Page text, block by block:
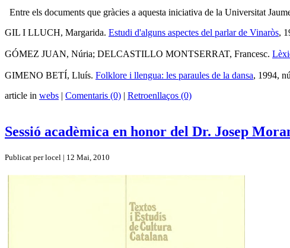
Entre els documents que gràcies a aquesta iniciativa de la Universitat
GIL I LLUCH, Margarida. Estudi d'alguns aspectes del parlar de Vinaròs,
GÓMEZ JUAN, Núria; DELCASTILLO MONTSERRAT, Francesc.
GIMENO BETÍ, Lluís. Folklore i llengua: les paraules de la dansa, 1994,
article in webs | Comentaris (0) | Retroenllaços (0)
Sessió acadèmica en honor del Dr. Josep
Publicat per locel | 12 Mai, 2010